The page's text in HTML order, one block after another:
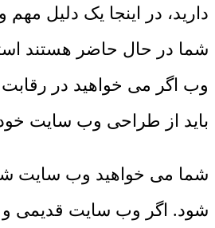
دارید، در اینجا یک دلیل مهم
شما در حال حاضر هستند
وب اگر می خواهید در رقابت
باید از طراحی وب سایت خود
شما می خواهید وب سایت شما
شود. اگر وب سایت قدیمی و